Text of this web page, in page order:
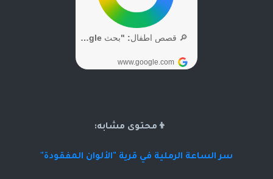
👦محتوى مشابه:
سر الساعة الرملية في قرية "الألوان المفقودة"